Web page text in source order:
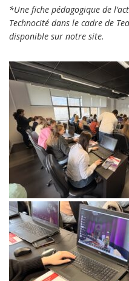
*Une fiche pédagogique de
Technocité dans le cadre de
disponible sur notre site.